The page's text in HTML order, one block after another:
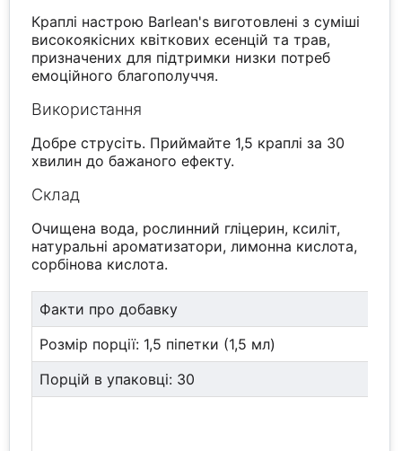
Краплі настрою Barlean's виготовлені з суміші
високоякісних квіткових есенцій та трав,
призначених для підтримки низки потреб
емоційного благополуччя.
Використання
Добре струсіть. Приймайте 1,5 краплі за 30
хвилин до бажаного ефекту.
Склад
Очищена вода, рослинний гліцерин, ксиліт,
натуральні ароматизатори, лимонна кислота,
сорбінова кислота.
Факти про добавку
Розмір порції: 1,5 піпетки (1,5 мл)
Порцій в упаковці: 30